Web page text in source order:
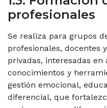
profesionales
Se realiza para grupos
profesionales, docentes
privadas, interesadas
conocimientos y
gestión emocional,
diferencial, que